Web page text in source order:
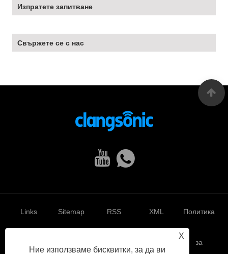
Изпратете запитване
Свържете се с нас
X
Ние използваме бисквитки, за да ви
Links Sitemap RSS XML Политика
за